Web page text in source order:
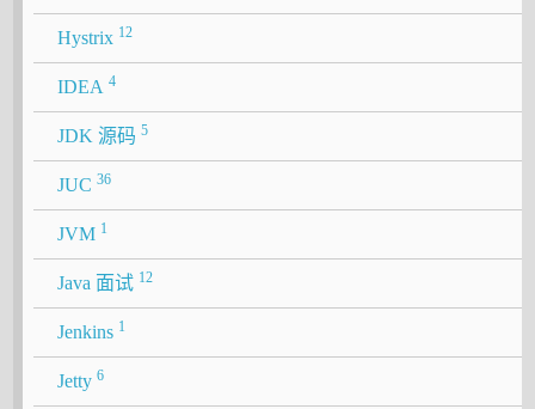
Hystrix 12
IDEA 4
JDK 源码 5
JUC 36
JVM 1
Java 面试 12
Jenkins 1
Jetty 6